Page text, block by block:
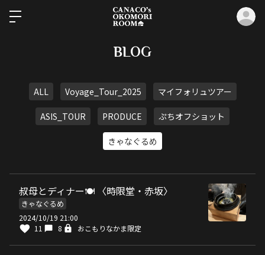
BLOG
ALL Voyage_Tour_2025 マイフォリュツアー
ASIS_TOUR PRODUCE ぷちオフショット
きゃなぐるめ
叔母とディナー🍽️ 〈時限堂・赤坂〉
きゃなぐるめ
2024/10/19 21:00
11
8 おこもりなかま限定